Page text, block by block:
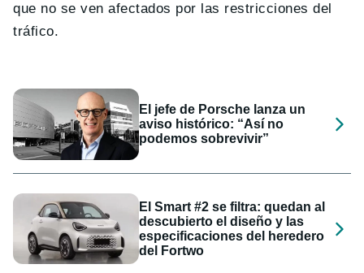
que no se ven afectados por las restricciones del
tráfico.
El jefe de Porsche lanza un
aviso histórico: “Así no
podemos sobrevivir”
El Smart #2 se filtra: quedan al
descubierto el diseño y las
especificaciones del heredero
del Fortwo